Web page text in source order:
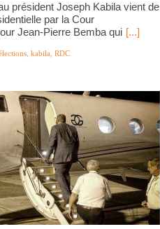
président Joseph Kabila vient de
par la Cour
Jean-Pierre Bemba qui [...]
kabila RDC